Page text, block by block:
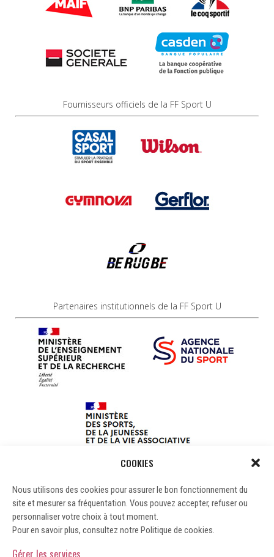
COOKIES
Nous utilisons des cookies pour assurer le bon fonctionnement du
site et mesurer sa fréquentation. Vous pouvez accepter, refuser ou
personnaliser votre choix à tout moment.
Pour en savoir plus, consultez notre Politique de cookies.
Gérer les services
Fournisseurs officiels de la FF Sport U
Partenaires institutionnels de la FF Sport U